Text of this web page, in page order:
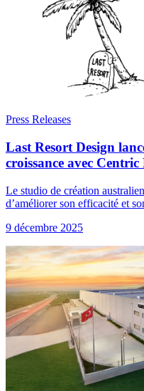
Press Releases
Last Resort Design
croissance avec
Le studio de création
d’améliorer son efficacité et
9 décembre 2025